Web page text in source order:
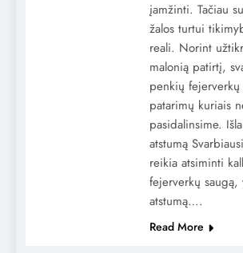
įamžinti. Tačiau
žalos turtui
reali. Norint
malonią patirtį,
penkių fejerverkų
patarimų kuriais
pasidalinsime.
atstumą
reikia atsiminti
fejerverkų saugą,
atstumą….
Read More